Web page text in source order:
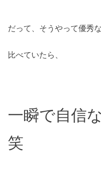
だって、そうやって優秀
比べていたら、
一瞬で自信
笑